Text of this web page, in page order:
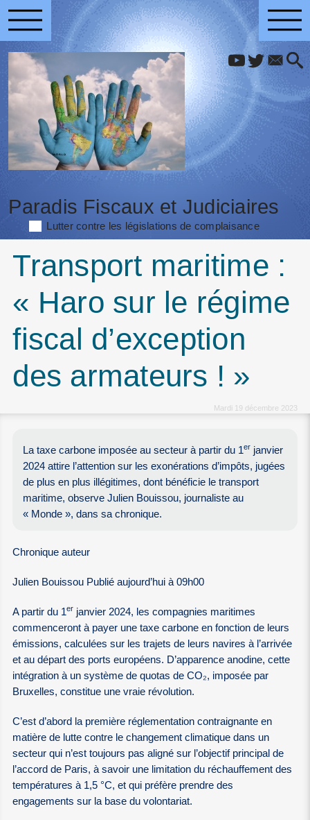
Paradis Fiscaux et Judiciaires
Lutter contre les législations de complaisance
Transport maritime :
« Haro sur le régime
fiscal d’exception
des armateurs ! »
Mardi 19 décembre 2023
La taxe carbone imposée au secteur à partir du 1er janvier
2024 attire l’attention sur les exonérations d’impôts, jugées
de plus en plus illégitimes, dont bénéficie le transport
maritime, observe Julien Bouissou, journaliste au
« Monde », dans sa chronique.
Chronique auteur
Julien Bouissou Publié aujourd’hui à 09h00
A partir du 1er janvier 2024, les compagnies maritimes
commenceront à payer une taxe carbone en fonction de leurs
émissions, calculées sur les trajets de leurs navires à l’arrivée
et au départ des ports européens. D’apparence anodine, cette
intégration à un système de quotas de CO₂, imposée par
Bruxelles, constitue une vraie révolution.
C’est d’abord la première réglementation contraignante en
matière de lutte contre le changement climatique dans un
secteur qui n’est toujours pas aligné sur l’objectif principal de
l’accord de Paris, à savoir une limitation du réchauffement des
températures à 1,5 °C, et qui préfère prendre des
engagements sur la base du volontariat.